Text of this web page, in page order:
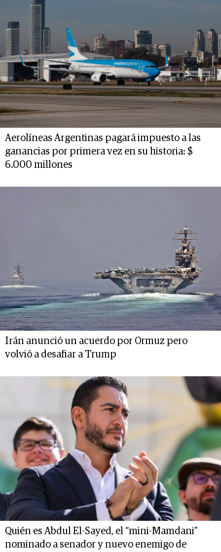
Aerolíneas Argentinas pagará impuesto a las
ganancias por primera vez en su historia: $
6.000 millones
Irán anunció un acuerdo por Ormuz pero
volvió a desafiar a Trump
Quién es Abdul El-Sayed, el “mini-Mamdani”
nominado a senador y nuevo enemigo de